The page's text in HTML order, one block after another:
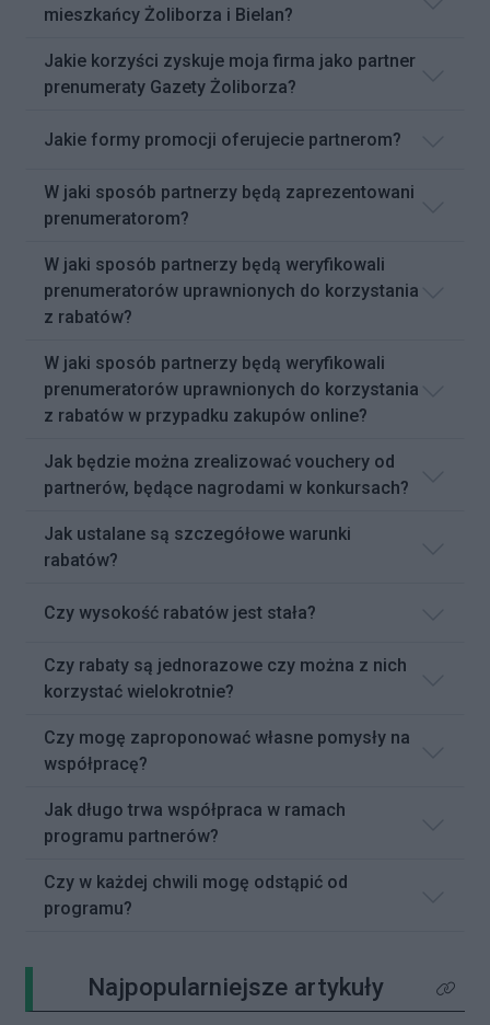
mieszkańcy Żoliborza i Bielan?
Jakie korzyści zyskuje moja firma jako partner
prenumeraty Gazety Żoliborza?
Jakie formy promocji oferujecie partnerom?
W jaki sposób partnerzy będą zaprezentowani
prenumeratorom?
W jaki sposób partnerzy będą weryfikowali
prenumeratorów uprawnionych do korzystania
z rabatów?
W jaki sposób partnerzy będą weryfikowali
prenumeratorów uprawnionych do korzystania
z rabatów w przypadku zakupów online?
Jak będzie można zrealizować vouchery od
partnerów, będące nagrodami w konkursach?
Jak ustalane są szczegółowe warunki
rabatów?
Czy wysokość rabatów jest stała?
Czy rabaty są jednorazowe czy można z nich
korzystać wielokrotnie?
Czy mogę zaproponować własne pomysły na
współpracę?
Jak długo trwa współpraca w ramach
programu partnerów?
Czy w każdej chwili mogę odstąpić od
programu?
Najpopularniejsze artykuły Kliknij